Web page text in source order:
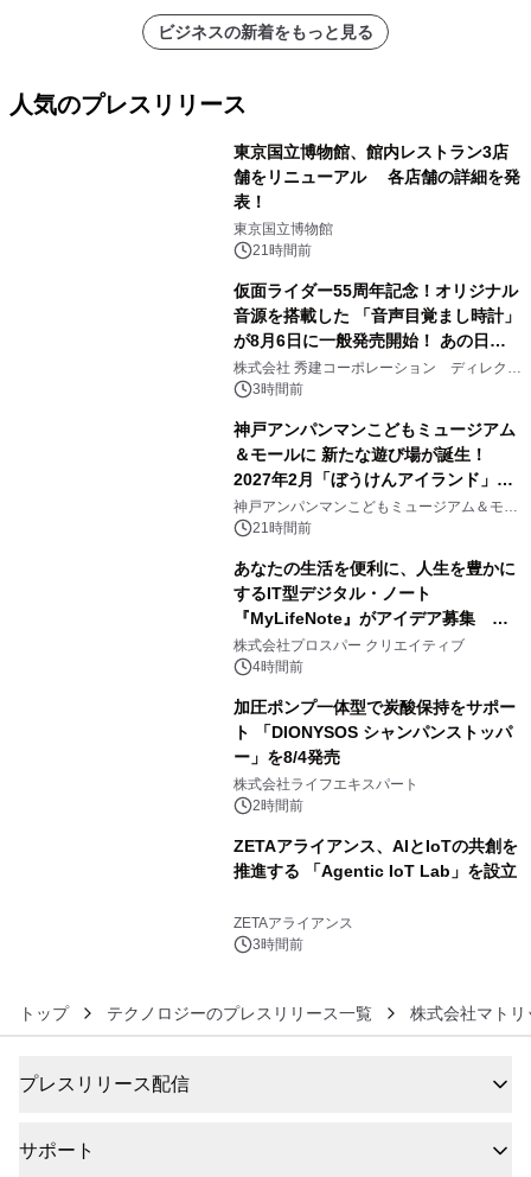
ビジネスの新着をもっと見る
人気のプレスリリース
東京国立博物館、館内レストラン3店
舗をリニューアル 各店舗の詳細を発
表！
東京国立博物館
21時間前
仮面ライダー55周年記念！オリジナル
音源を搭載した 「音声目覚まし時計」
が8月6日に一般発売開始！ あの日の
大興奮が今甦る
株式会社 秀建コーポレーション ディレクト
アートギャラリー
3時間前
神戸アンパンマンこどもミュージアム
＆モールに 新たな遊び場が誕生！
2027年2月「ぼうけんアイランド」が
オープン
神戸アンパンマンこどもミュージアム＆モー
ル 21時間前
あなたの生活を便利に、人生を豊かに
するIT型デジタル・ノート
『MyLifeNote』がアイデア募集 優
秀賞100名に1年間無償試用
株式会社プロスパー クリエイティブ
4時間前
加圧ポンプ一体型で炭酸保持をサポー
ト 「DIONYSOS シャンパンストッパ
ー」を8/4発売
株式会社ライフエキスパート
2時間前
ZETAアライアンス、AIとIoTの共創を
推進する 「Agentic IoT Lab」を設立
ZETAアライアンス
3時間前
トップ テクノロジーのプレスリリース一覧 株式会社マト
プレスリリース配信
サポート